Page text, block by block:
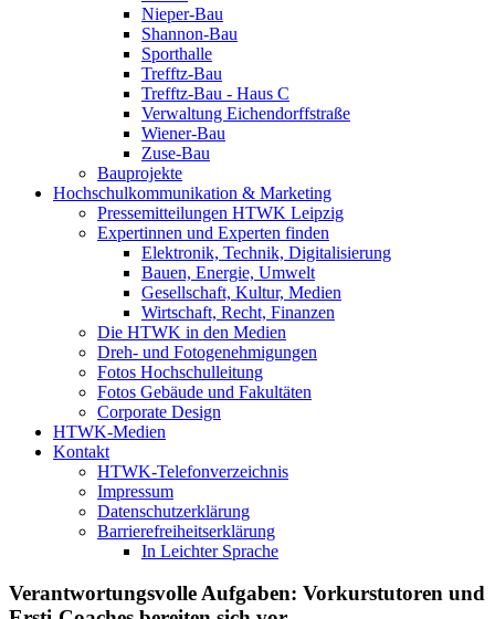
Nieper-Bau
Shannon-Bau
Sporthalle
Trefftz-Bau
Trefftz-Bau - Haus C
Verwaltung Eichendorffstraße
Wiener-Bau
Zuse-Bau
Bauprojekte
Hochschulkommunikation & Marketing
Pressemitteilungen HTWK Leipzig
Expertinnen und Experten finden
Elektronik, Technik, Digitalisierung
Bauen, Energie, Umwelt
Gesellschaft, Kultur, Medien
Wirtschaft, Recht, Finanzen
Die HTWK in den Medien
Dreh- und Fotogenehmigungen
Fotos Hochschulleitung
Fotos Gebäude und Fakultäten
Corporate Design
HTWK-Medien
Kontakt
HTWK-Telefonverzeichnis
Impressum
Datenschutzerklärung
Barrierefreiheitserklärung
In Leichter Sprache
Verantwortungsvolle Aufgaben: Vorkurstutoren und